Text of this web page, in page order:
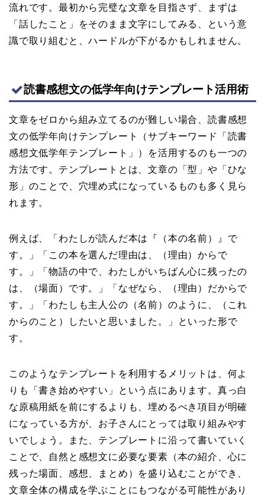
流れです。最初から完璧な文章を目指さず、まずは
「話したこと」をそのまま文字にしてみる、という意
識で取り組むと、ハードルが下がるかもしれません。
読書感想文の低学年向けテンプレート活用術
文章をゼロから組み立てるのが難しい場合、読書感想
文の低学年向けテンプレート（サブキーワード「読書
感想文低学年テンプレート」）を活用するのも一つの
方法です。テンプレートとは、文章の「型」や「ひな
形」のことで、穴埋め式になっているものも多く見ら
れます。
例えば、「わたしが読んだ本は『（本の名前）』で
す。」「この本を選んだ理由は、（理由）からで
す。」「物語の中で、わたしがいちばん心に残ったの
は、（場面）です。」「なぜなら、（理由）だからで
す。」「わたしも主人公の（名前）のように、（これ
からのこと）したいと思いました。」といった形で
す。
このようなテンプレートを利用するメリットは、何よ
りも「書き始めやすい」という点にあります。真っ白
な原稿用紙を前にするよりも、埋めるべき項目が明確
になっている方が、お子さんにとっては取り組みやす
いでしょう。また、テンプレートに沿って書いていく
ことで、自然と感想文に必要な要素（本の紹介、心に
残った場面、感想、まとめ）を盛り込むことができ、
文章全体の構成を学ぶことにもつながる可能性があり